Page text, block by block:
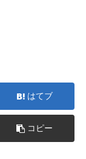
はてブ
コピー